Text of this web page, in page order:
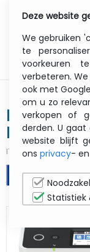
EcoTank
USB /
ITCurry #:1925V533|
Deze website
We gebruiken
te
voorkeuren
verbeteren.
ook met
om u zo
verkopen of
derden. U
website blijft
ons privacy- en
Statistiek